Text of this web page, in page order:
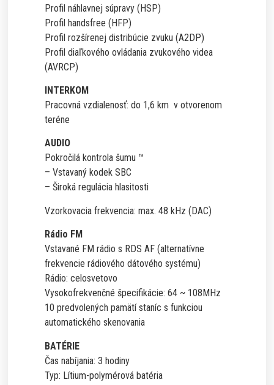
Profil náhlavnej súpravy (HSP)
Profil handsfree (HFP)
Profil rozšírenej distribúcie zvuku (A2DP)
Profil diaľkového ovládania zvukového videa
(AVRCP)
INTERKOM
Pracovná vzdialenosť: do 1,6 km v otvorenom
teréne
AUDIO
Pokročilá kontrola šumu ™
– Vstavaný kodek SBC
– Široká regulácia hlasitosti
Vzorkovacia frekvencia: max. 48 kHz (DAC)
Rádio FM
Vstavané FM rádio s RDS AF (alternatívne
frekvencie rádiového dátového systému)
Rádio: celosvetovo
Vysokofrekvenčné špecifikácie: 64 ~ 108MHz
10 predvolených pamätí staníc s funkciou
automatického skenovania
BATÉRIE
Čas nabíjania: 3 hodiny
Typ: Lítium-polymérová batéria